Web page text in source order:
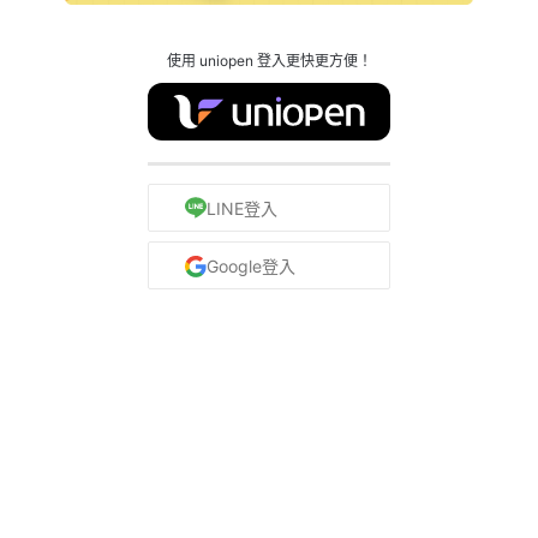
使用 uniopen 登入更快更方便！
LINE登入
Google登入